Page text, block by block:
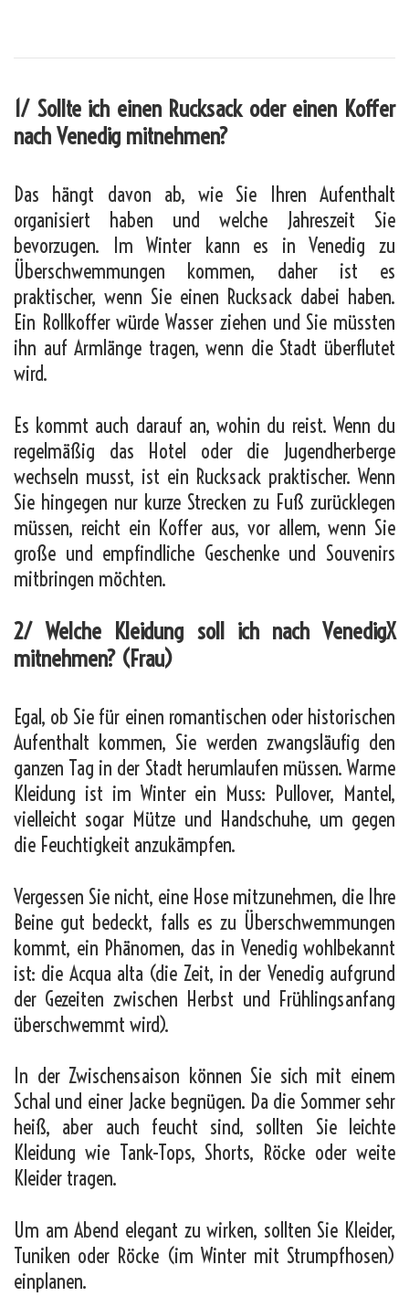
1/ Sollte ich einen Rucksack oder einen Koffer
nach Venedig mitnehmen?
Das hängt davon ab, wie Sie Ihren Aufenthalt
organisiert haben und welche Jahreszeit Sie
bevorzugen. Im Winter kann es in Venedig zu
Überschwemmungen kommen, daher ist es
praktischer, wenn Sie einen Rucksack dabei haben.
Ein Rollkoffer würde Wasser ziehen und Sie müssten
ihn auf Armlänge tragen, wenn die Stadt überflutet
wird.
Es kommt auch darauf an, wohin du reist. Wenn du
regelmäßig das Hotel oder die Jugendherberge
wechseln musst, ist ein Rucksack praktischer. Wenn
Sie hingegen nur kurze Strecken zu Fuß zurücklegen
müssen, reicht ein Koffer aus, vor allem, wenn Sie
große und empfindliche Geschenke und Souvenirs
mitbringen möchten.
2/ Welche Kleidung soll ich nach VenedigX
mitnehmen? (Frau)
Egal, ob Sie für einen romantischen oder historischen
Aufenthalt kommen, Sie werden zwangsläufig den
ganzen Tag in der Stadt herumlaufen müssen. Warme
Kleidung ist im Winter ein Muss: Pullover, Mantel,
vielleicht sogar Mütze und Handschuhe, um gegen
die Feuchtigkeit anzukämpfen.
Vergessen Sie nicht, eine Hose mitzunehmen, die Ihre
Beine gut bedeckt, falls es zu Überschwemmungen
kommt, ein Phänomen, das in Venedig wohlbekannt
ist: die Acqua alta (die Zeit, in der Venedig aufgrund
der Gezeiten zwischen Herbst und Frühlingsanfang
überschwemmt wird).
In der Zwischensaison können Sie sich mit einem
Schal und einer Jacke begnügen. Da die Sommer sehr
heiß, aber auch feucht sind, sollten Sie leichte
Kleidung wie Tank-Tops, Shorts, Röcke oder weite
Kleider tragen.
Um am Abend elegant zu wirken, sollten Sie Kleider,
Tuniken oder Röcke (im Winter mit Strumpfhosen)
einplanen.